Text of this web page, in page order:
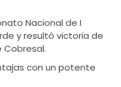
Nacional de I
y resultó victoria de
Cobresal.
con un potente